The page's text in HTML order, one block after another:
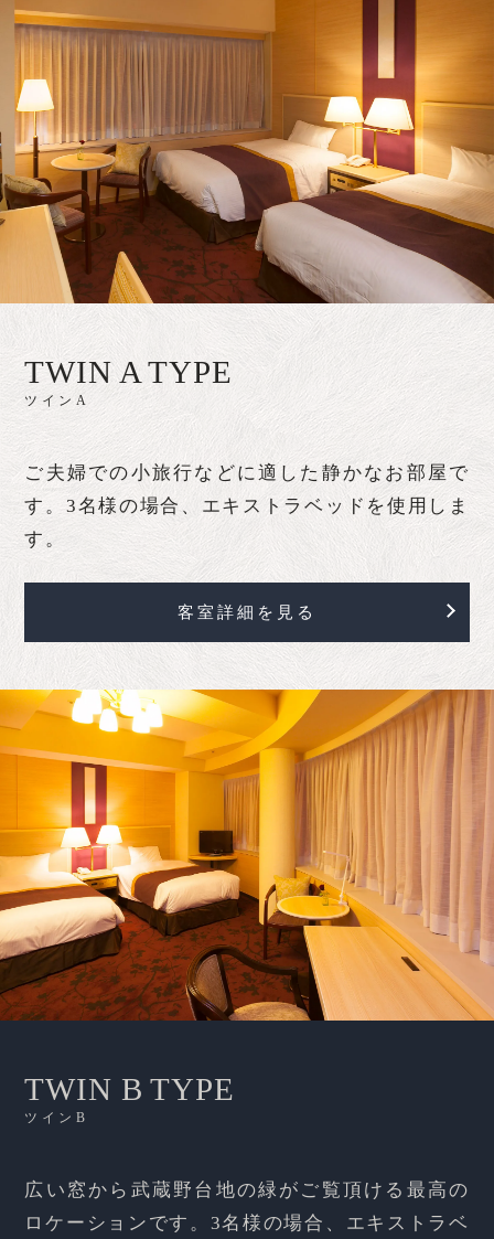
TWIN A TYPE
ツインA
ご夫婦での小旅行などに適した静かなお部屋で
す。3名様の場合、エキストラベッドを使用しま
す。
客室詳細を見る
TWIN B TYPE
ツインB
広い窓から武蔵野台地の緑がご覧頂ける最高の
ロケーションです。3名様の場合、エキストラベ